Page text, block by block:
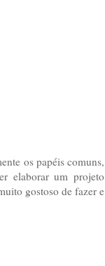
os papéis comuns,
elaborar um projeto
gostoso de fazer e